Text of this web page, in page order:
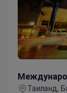
Таиланд,